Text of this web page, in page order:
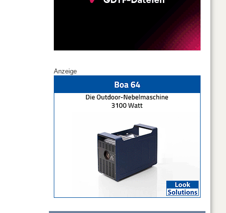
Anzeige